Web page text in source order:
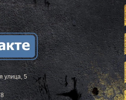
НОВОШАХТИНСК
ВОЛЬСК
КОНАКОВО
САРАПУЛ
КОМСОМОЛЬСК НА АМУРЕ
КИЗИЛЮРТ
МИХАЙЛОВСК
ПЕТУШКИ
ПРИМОРСКО АХТАРСК
ЛЕСОСИБИРСК
БУДЕННОВСК
КАЛЯЗИН
ГЛАЗОВ
улица, 5